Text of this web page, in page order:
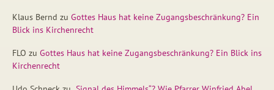
Klaus Bernd zu Gottes Haus hat keine Zugangsbeschränkung? Ein
Blick ins Kirchenrecht
FLO zu Gottes Haus hat keine Zugangsbeschränkung? Ein Blick ins
Kirchenrecht